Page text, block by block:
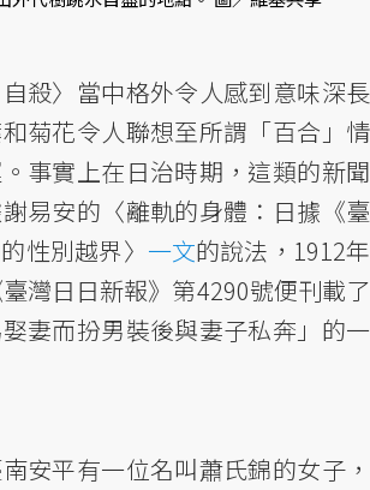
殺〉當中格外令人感到意味深長
菊花令人聯想至所謂「百合」情
事實上在日治時期，這類的新聞
易安的〈離軌的身體：日據《臺
性別越界〉 一文的說法，1912年
臺灣日日新報》第4290號便刊載了
娶妻而扮男裝後與妻子私奔」的一
安平有一位名叫蕭氏錦的女子，